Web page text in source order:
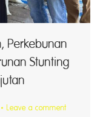
Perkebunan
Stunting
Leave a comment